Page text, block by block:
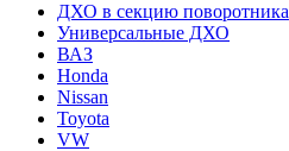
ДХО в секцию поворотника
Универсальные ДХО
ВАЗ
Honda
Nissan
Toyota
VW